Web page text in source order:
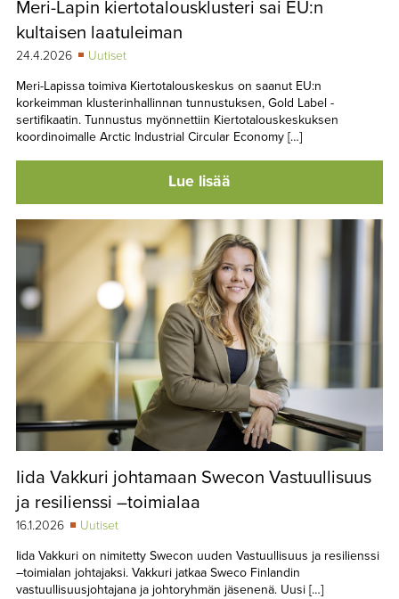
TAPAHTUMAT
YHTEYSTIEDOT
Meri-Lapin kiertotalousklusteri sai EU:n
kultaisen laatuleiman
24.4.2026
Uutiset
Meri-Lapissa toimiva Kiertotalouskeskus on saanut EU:n
korkeimman klusterinhallinnan tunnustuksen, Gold Label -
sertifikaatin. Tunnustus myönnettiin Kiertotalouskeskuksen
koordinoimalle Arctic Industrial Circular Economy […]
Lue lisää
Iida Vakkuri johtamaan Swecon Vastuullisuus
ja resilienssi –toimialaa
16.1.2026
Uutiset
Iida Vakkuri on nimitetty Swecon uuden Vastuullisuus ja resilienssi
–toimialan johtajaksi. Vakkuri jatkaa Sweco Finlandin
vastuullisuusjohtajana ja johtoryhmän jäsenenä. Uusi […]